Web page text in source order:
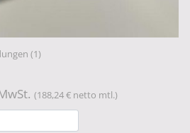
(1)
(188,24 € netto mtl.)